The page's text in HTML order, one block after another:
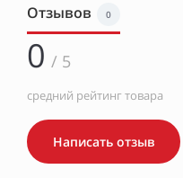
Отзывов 0
0 / 5
средний рейтинг товара
Написать отзыв